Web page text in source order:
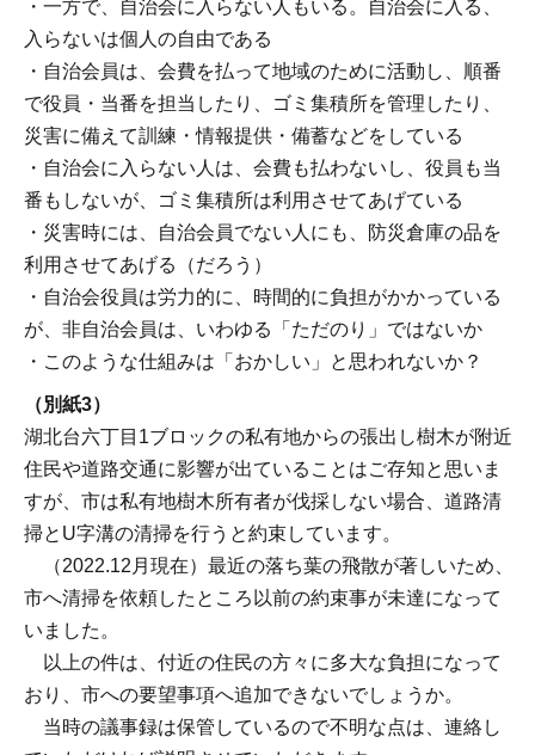
・一方で、自治会に入らない人もいる。自治会に入る、
入らないは個人の自由である
・自治会員は、会費を払って地域のために活動し、順番
で役員・当番を担当したり、ゴミ集積所を管理したり、
災害に備えて訓練・情報提供・備蓄などをしている
・自治会に入らない人は、会費も払わないし、役員も当
番もしないが、ゴミ集積所は利用させてあげている
・災害時には、自治会員でない人にも、防災倉庫の品を
利用させてあげる（だろう）
・自治会役員は労力的に、時間的に負担がかかっている
が、非自治会員は、いわゆる「ただのり」ではないか
・このような仕組みは「おかしい」と思われないか？
（別紙3）
湖北台六丁目1ブロックの私有地からの張出し樹木が附近
住民や道路交通に影響が出ていることはご存知と思いま
すが、市は私有地樹木所有者が伐採しない場合、道路清
掃とU字溝の清掃を行うと約束しています。
（2022.12月現在）最近の落ち葉の飛散が著しいため、
市へ清掃を依頼したところ以前の約束事が未達になって
いました。
以上の件は、付近の住民の方々に多大な負担になって
おり、市への要望事項へ追加できないでしょうか。
当時の議事録は保管しているので不明な点は、連絡し